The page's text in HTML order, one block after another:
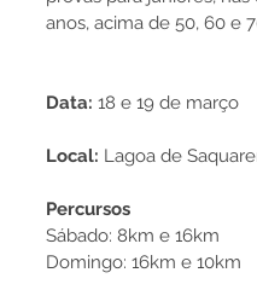
anos, acima de 50, 60 e
Data: 18 e 19 de março
Local: Lagoa de
Percursos
Sábado: 8km e 16km
Domingo: 16km e 10km